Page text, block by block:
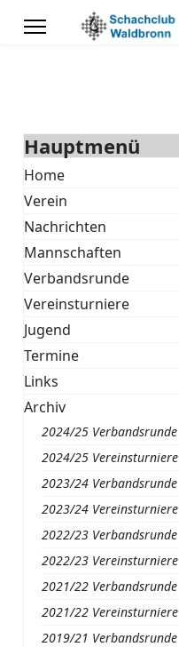
Hauptmenü
Home
Verein
Nachrichten
Mannschaften
Verbandsrunde
Vereinsturniere
Jugend
Termine
Links
Archiv
2024/25 Verbandsrunde
2024/25 Vereinsturniere
2023/24 Verbandsrunde
2023/24 Vereinsturniere
2022/23 Verbandsrunde
2022/23 Vereinsturniere
2021/22 Verbandsrunde
2021/22 Vereinsturniere
2019/21 Verbandsrunde